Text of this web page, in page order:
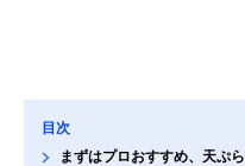
目次
まずはプロおすすめ、天ぷ